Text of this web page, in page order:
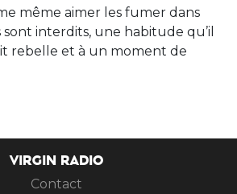
même aimer les fumer dans
sont interdits, une habitude qu’il
rebelle et à un moment de
VIRGIN RADIO
Contact